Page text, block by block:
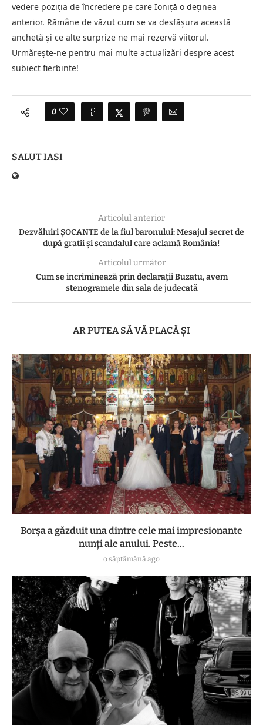
vedere poziția de încredere pe care Ioniță o deținea
anterior. Rămâne de văzut cum se va desfășura această
anchetă și ce alte surprize ne mai rezervă viitorul.
Urmărește-ne pentru mai multe actualizări despre acest
subiect fierbinte!
0
SALUT IASI
Articolul anterior
Dezvăluiri ȘOCANTE de la fiul baronului: Mesajul secret de
după gratii și scandalul care aclamă România!
Articolul următor
Cum se incriminează prin declarații Buzatu, avem
stenogramele din sala de judecată
AR PUTEA SĂ VĂ PLACĂ ȘI
Borșa a găzduit una dintre cele mai impresionante
nunți ale anului. Peste...
o săptămână ago